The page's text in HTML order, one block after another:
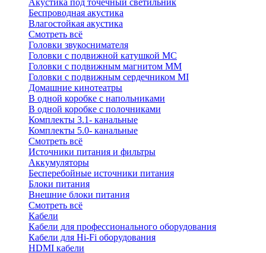
Акустика под точечный светильник
Беспроводная акустика
Влагостойкая акустика
Смотреть всё
Головки звукоснимателя
Головки с подвижной катушкой MC
Головки с подвижным магнитом ММ
Головки с подвижным сердечником MI
Домашние кинотеатры
В одной коробке с напольниками
В одной коробке с полочниками
Комплекты 3.1- канальные
Комплекты 5.0- канальные
Смотреть всё
Источники питания и фильтры
Аккумуляторы
Бесперебойные источники питания
Блоки питания
Внешние блоки питания
Смотреть всё
Кабели
Кабели для профессионального оборудования
Кабели для Hi-Fi оборудования
HDMI кабели